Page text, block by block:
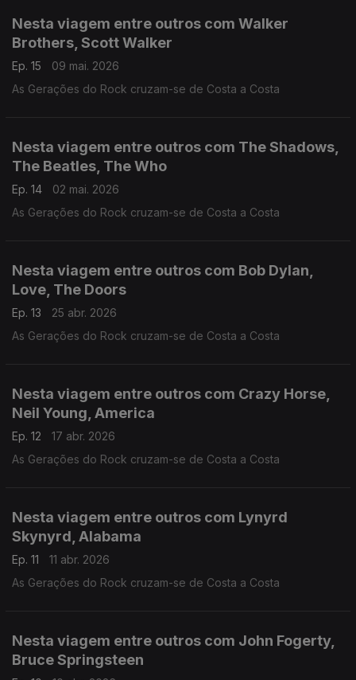
Nesta viagem entre outros com Walker
Brothers, Scott Walker
Ep. 15
09 mai. 2026
As Gerações do Rock cruzam-se de Costa a Costa
Nesta viagem entre outros com The Shadows,
The Beatles, The Who
Ep. 14
02 mai. 2026
As Gerações do Rock cruzam-se de Costa a Costa
Nesta viagem entre outros com Bob Dylan,
Love, The Doors
Ep. 13
25 abr. 2026
As Gerações do Rock cruzam-se de Costa a Costa
Nesta viagem entre outros com Crazy Horse,
Neil Young, America
Ep. 12
17 abr. 2026
As Gerações do Rock cruzam-se de Costa a Costa
Nesta viagem entre outros com Lynyrd
Skynyrd, Alabama
Ep. 11
11 abr. 2026
As Gerações do Rock cruzam-se de Costa a Costa
Nesta viagem entre outros com John Fogerty,
Bruce Springsteen